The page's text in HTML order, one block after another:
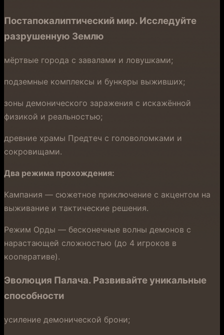
Постапокалиптический мир. Исследуйте
разрушенную Землю
мёртвые города с завалами и ловушками;
подземные комплексы и бункеры выживших;
зоны демонического заражения с искажённой
физикой и реальностью;
древние храмы Предтеч с головоломками и
сокровищами.
Два режима прохождения:
Кампания — сюжетное приключение с акцентом на
выживание и тактические решения.
Режим Орды — бесконечные волны демонов с
нарастающей сложностью (до 4 игроков в
кооперативе).
Эволюция Палача. Развивайте уникальные
способности
усиление демонической брони;